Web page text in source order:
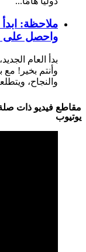
ملاحظة:
واحصل على
بدأ العام
وأنتم بخير! مع
والنجاح،
مقاطع فيديو ذات
يوتيوب